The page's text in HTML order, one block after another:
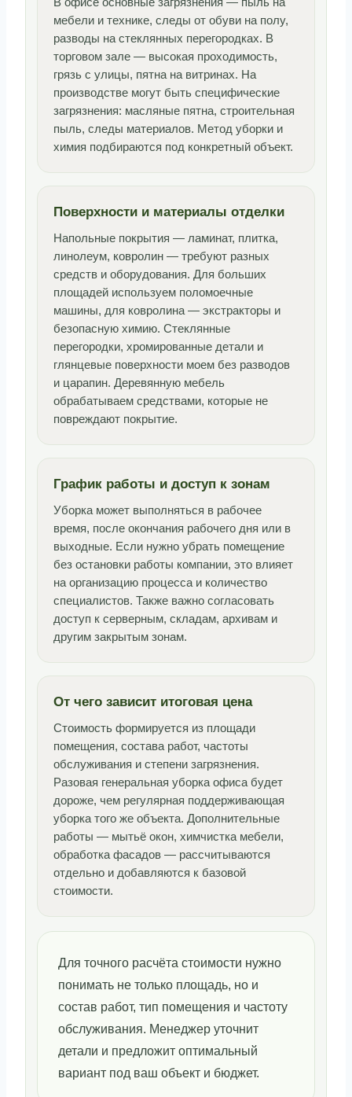
мебели и технике, следы от обуви на полу,
разводы на стеклянных перегородках. В
торговом зале — высокая проходимость,
грязь с улицы, пятна на витринах. На
производстве могут быть специфические
загрязнения: масляные пятна, строительная
пыль, следы материалов. Метод уборки и
химия подбираются под конкретный объект.
Поверхности и материалы отделки
Напольные покрытия — ламинат, плитка,
линолеум, ковролин — требуют разных
средств и оборудования. Для больших
площадей используем поломоечные
машины, для ковролина — экстракторы и
безопасную химию. Стеклянные
перегородки, хромированные детали и
глянцевые поверхности моем без разводов
и царапин. Деревянную мебель
обрабатываем средствами, которые не
повреждают покрытие.
График работы и доступ к зонам
Уборка может выполняться в рабочее
время, после окончания рабочего дня или в
выходные. Если нужно убрать помещение
без остановки работы компании, это влияет
на организацию процесса и количество
специалистов. Также важно согласовать
доступ к серверным, складам, архивам и
другим закрытым зонам.
От чего зависит итоговая цена
Стоимость формируется из площади
помещения, состава работ, частоты
обслуживания и степени загрязнения.
Разовая генеральная уборка офиса будет
дороже, чем регулярная поддерживающая
уборка того же объекта. Дополнительные
работы — мытьё окон, химчистка мебели,
обработка фасадов — рассчитываются
отдельно и добавляются к базовой
стоимости.
Для точного расчёта стоимости нужно
понимать не только площадь, но и
состав работ, тип помещения и частоту
обслуживания. Менеджер уточнит
детали и предложит оптимальный
вариант под ваш объект и бюджет.